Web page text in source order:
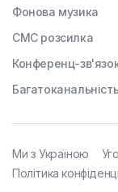
Фонова музика
СМС розсилка
Конференц-
Ми з Україною
Політика